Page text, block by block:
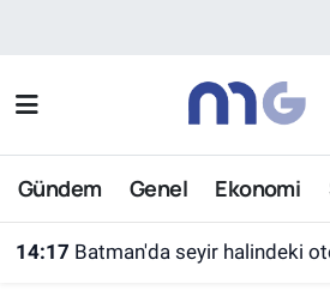
Gündem Genel Ekonomi
14:17 Batman'da seyir halindeki
Nöbetçi Eczaneler
Hava Durumu